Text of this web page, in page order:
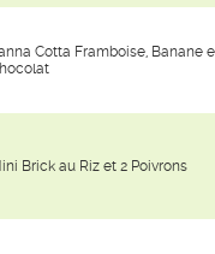
Cotta Framboise, Banane
Brick au Riz et 2 Poivrons